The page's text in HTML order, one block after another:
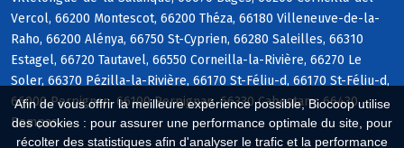
Afin de vous offrir la meilleure expérience possible, Biocoop utilise
des cookies : pour assurer une performance optimale du site, pour
récolter des statistiques afin d'analyser le trafic et la performance
Vercol, 66200 Montescot, 66200 Théza, 66180 Villeneuve-de-la-
Raho, 66200 Alénya, 66750 St-Cyprien, 66280 Saleilles, 66310
Estagel, 66720 Tautavel, 66550 Corneilla-la-Rivière, 66270 Le
Soler, 66370 Pézilla-la-Rivière, 66170 St-Féliu-d, 66170 St-Féliu-d,
66000 Perpignan, 66100 Perpignan, 66330 Cabestany, 66430
Bompas